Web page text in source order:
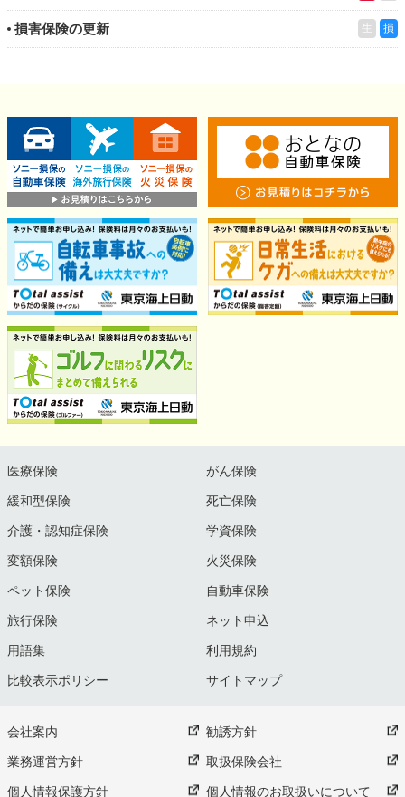
損害保険の更新 生 損
医療保険 がん保険
緩和型保険 死亡保険
介護・認知症保険 学資保険
変額保険 火災保険
ペット保険 自動車保険
旅行保険 ネット申込
用語集 利用規約
比較表示ポリシー サイトマップ
会社案内 勧誘方針
業務運営方針 取扱保険会社
個人情報保護方針 個人情報のお取扱いについて